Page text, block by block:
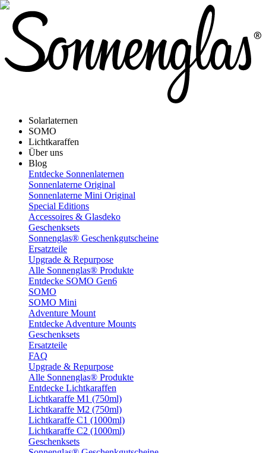
Solarlaternen
SOMO
Lichtkaraffen
Über uns
Blog
Entdecke Sonnenlaternen
Sonnenlaterne Original
Sonnenlaterne Mini Original
Special Editions
Accessoires & Glasdeko
Geschenksets
Sonnenglas® Geschenkgutscheine
Ersatzteile
Upgrade & Repurpose
Alle Sonnenglas® Produkte
Entdecke SOMO Gen6
SOMO
SOMO Mini
Adventure Mount
Entdecke Adventure Mounts
Geschenksets
Ersatzteile
FAQ
Upgrade & Repurpose
Alle Sonnenglas® Produkte
Entdecke Lichtkaraffen
Lichtkaraffe M1 (750ml)
Lichtkaraffe M2 (750ml)
Lichtkaraffe C1 (1000ml)
Lichtkaraffe C2 (1000ml)
Geschenksets